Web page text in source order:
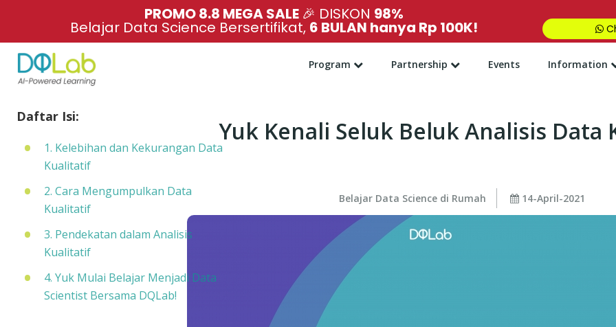
PROMO 8.8 MEGA SALE 🎉 DISKON 98%
Belajar Data Science Bersertifikat, 6 BULAN hanya Rp 100K!
Program Partnership Events Information
Yuk Kenali Seluk Beluk Analisis Data
Belajar Data Science di Rumah 14-April-2021
Daftar Isi:
1. Kelebihan dan Kekurangan Data
Kualitatif
2. Cara Mengumpulkan Data
Kualitatif
3. Pendekatan dalam Analisis
Kualitatif
4. Yuk Mulai Belajar Menjadi Data
Scientist Bersama DQLab!